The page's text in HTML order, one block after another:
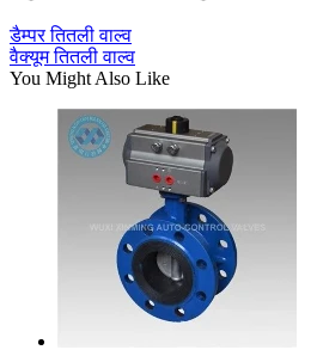
डैम्पर तितली वाल्व
वैक्यूम तितली वाल्व
You Might Also Like